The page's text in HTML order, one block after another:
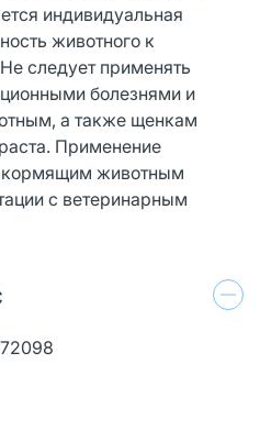
индивидуальная
животного к
следует применять
болезнями и
а также щенкам
Применение
животным
с ветеринарным